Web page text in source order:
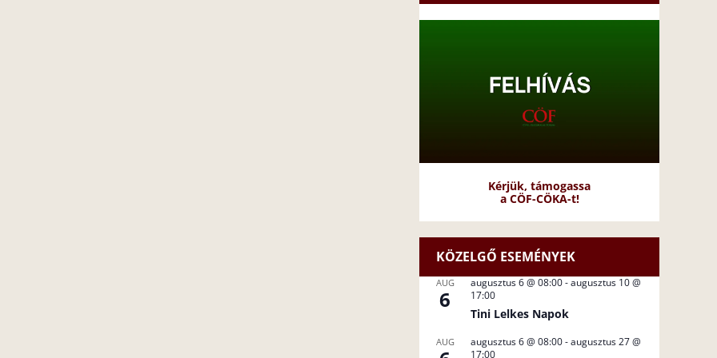
Kérjük, támogassa
a CÖF-CÖKA-t!
KÖZELGŐ ESEMÉNYEK
AUG
6
augusztus 6 @ 08:00-augusztus 10 @
17:00
Tini Lelkes Napok
AUG augusztus 6 @ 08:00-augusztus 27 @
17:00